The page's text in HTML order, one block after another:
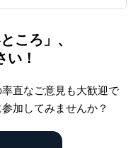
ころ」、
い！
直なご意見も大歓迎で
加してみませんか？